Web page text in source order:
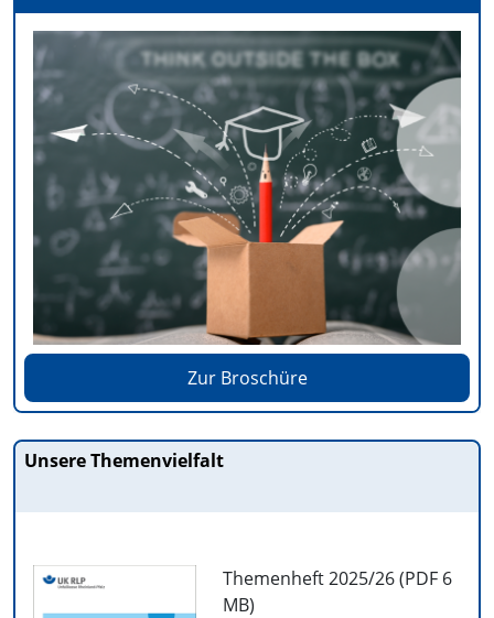
Zur Broschüre
Unsere Themenvielfalt
Themenheft 2025/26 (PDF6
MB)